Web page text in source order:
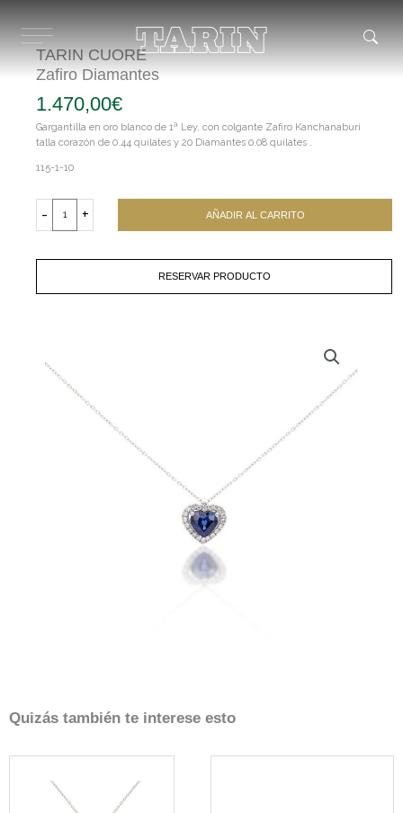
contenido
TARIN CUORE
Zafiro Diamantes
1.470,00€
Gargantilla en oro blanco de 1ª Ley, con colgante Zafiro Kanchanaburi
talla corazón de 0.44 quilates y 20 Diamantes 0.08 quilates .
115-1-10
-
CUORE
+ AÑADIR AL CARRITO
RESERVAR PRODUCTO
Quizás también te interese esto